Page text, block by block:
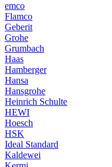
emco
Flamco
Geberit
Grohe
Grumbach
Haas
Hamberger
Hansa
Hansgrohe
Heinrich Schulte
HEWI
Hoesch
HSK
Ideal Standard
Kaldewei